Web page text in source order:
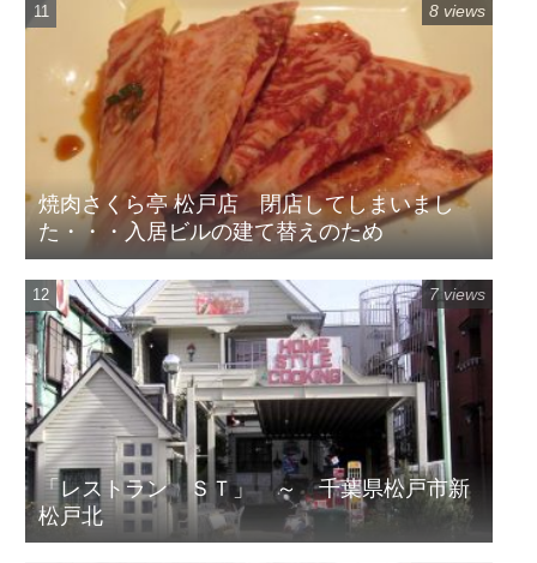
焼肉さくら亭 松戸店 閉店してしまいまし
た・・・入居ビルの建て替えのため
8 views
「レストラン ＳＴ」 ～ 千葉県松戸市新
松戸北
7 views